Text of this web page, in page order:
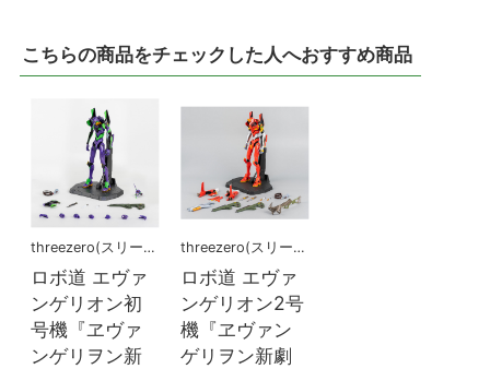
こちらの商品をチェックした人へおすすめ商品
threezero(スリーゼロ)
ロボ道 エヴァ
ンゲリオン初
号機『ヱヴァ
ンゲリヲン新
threezero(スリーゼロ)
ロボ道 エヴァ
ンゲリオン2号
機『ヱヴァン
ゲリヲン新劇